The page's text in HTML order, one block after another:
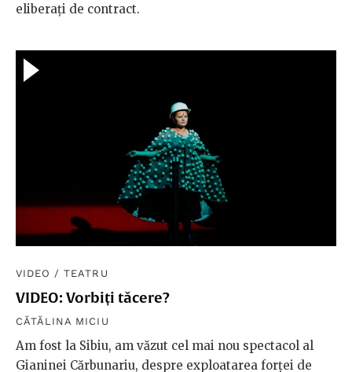
eliberați de contract.
VIDEO /TEATRU
VIDEO: Vorbiți tăcere?
CĂTĂLINA MICIU
Am fost la Sibiu, am văzut cel mai nou spectacol al
Gianinei Cărbunariu, despre exploatarea forței de